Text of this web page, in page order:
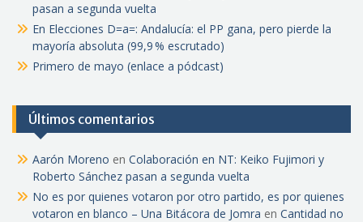
pasan a segunda vuelta
En Elecciones D=a=: Andalucía: el PP gana, pero pierde la
mayoría absoluta (99,9 % escrutado)
Primero de mayo (enlace a pódcast)
Últimos comentarios
Aarón Moreno en Colaboración en NT: Keiko Fujimori y
Roberto Sánchez pasan a segunda vuelta
No es por quienes votaron por otro partido, es por quienes
votaron en blanco – Una Bitácora de Jomra en Cantidad no